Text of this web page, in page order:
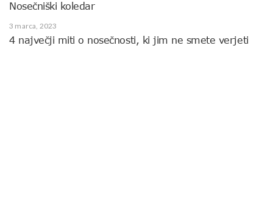
Nosečniški koledar
3 marca, 2023
4 največji miti o nosečnosti, ki jim ne smete verjeti